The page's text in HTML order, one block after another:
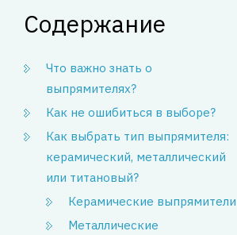
Содержание
Что важно знать о
выпрямителях?
Как не ошибиться в выборе?
Как выбрать тип выпрямителя:
керамический, металлический
или титановый?
Керамические выпрямители
Металлические